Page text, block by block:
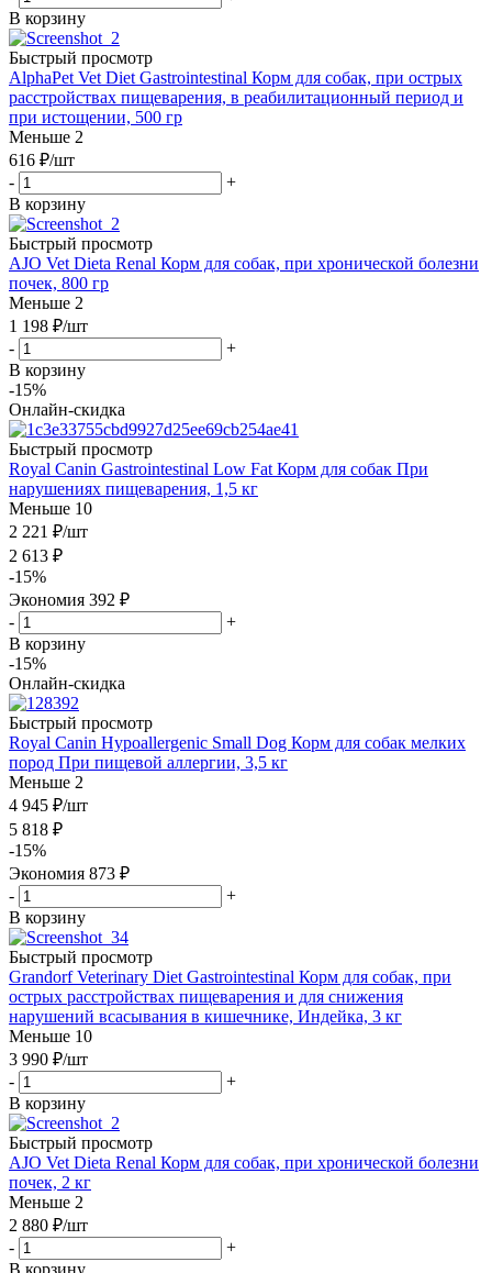
В корзину
Быстрый просмотр
AlphaPet Vet Diet Gastrointestinal Корм для собак, при острых
расстройствах пищеварения, в реабилитационный период и
при истощении, 500 гр
Меньше 2
616 ₽/шт
-
+
В корзину
Быстрый просмотр
AJO Vet Dieta Renal Корм для собак, при хронической болезни
почек, 800 гр
Меньше 2
1 198 ₽/шт
-
+
В корзину
-15%
Онлайн-скидка
Быстрый просмотр
Royal Canin Gastrointestinal Low Fat Корм для собак При
нарушениях пищеварения, 1,5 кг
Меньше 10
2 221 ₽/шт
2 613 ₽
-15%
Экономия 392 ₽
-
+
В корзину
-15%
Онлайн-скидка
Быстрый просмотр
Royal Canin Hypoallergenic Small Dog Корм для собак мелких
пород При пищевой аллергии, 3,5 кг
Меньше 2
4 945 ₽/шт
5 818 ₽
-15%
Экономия 873 ₽
-
+
В корзину
Быстрый просмотр
Grandorf Veterinary Diet Gastrointestinal Корм для собак, при
острых расстройствах пищеварения и для снижения
нарушений всасывания в кишечнике, Индейка, 3 кг
Меньше 10
3 990 ₽/шт
-
+
В корзину
Быстрый просмотр
AJO Vet Dieta Renal Корм для собак, при хронической болезни
почек, 2 кг
Меньше 2
2 880 ₽/шт
-
+
В корзину